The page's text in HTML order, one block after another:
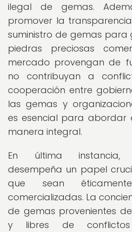
ilegal de gemas.
promover la
suministro de gemas para
piedras preciosas
mercado provengan de
no contribuyan a
cooperación entre
las gemas y
es esencial para abordar
manera integral.
En última instancia,
desempeña un papel
que sean
comercializadas. La
de gemas provenientes
y libres de